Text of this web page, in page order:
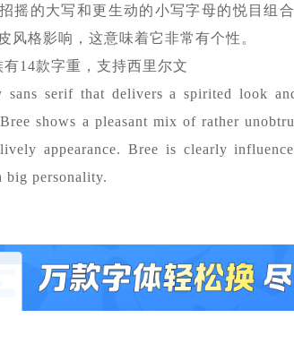
摇的大写和更生动的小写字母的悦目组
风格影响，这意味着它非常有个性。
14款字重，支持西里尔文
sans serif that delivers a spirited look
shows a pleasant mix of rather
appearance. Bree is clearly
big personality.